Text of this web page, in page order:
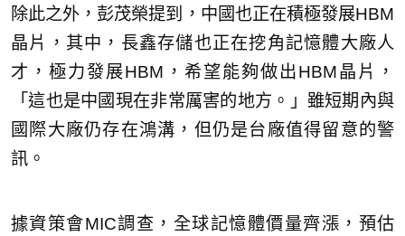
除此之外，彭茂榮提到，中國也正在積極發展HBM
晶片，其中，長鑫存儲也正在挖角記憶體大廠人
才，極力發展HBM，希望能夠做出HBM晶片，
「這也是中國現在非常厲害的地方。」雖短期內與
國際大廠仍存在鴻溝，但仍是台廠值得留意的警
訊。
據資策會MIC調查，全球記憶體價量齊漲，預估